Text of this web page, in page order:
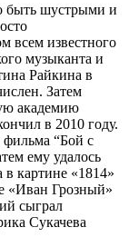
быть шустрыми и
всем известного
музыканта и
Райкина в
Затем
академию
в 2010 году.
“Бой с
ему удалось
картине «1814»
«Иван Грозный»
сыграл
Сукачева